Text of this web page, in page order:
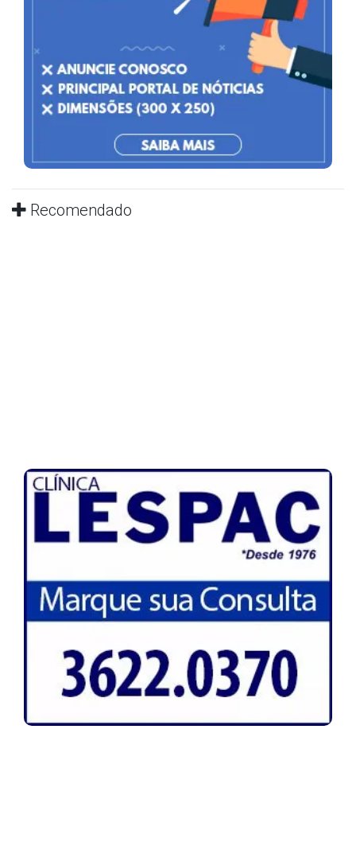
Recomendado